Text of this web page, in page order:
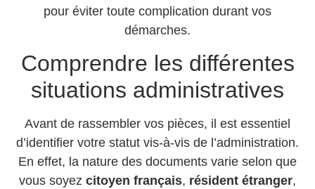
pour éviter toute complication durant vos
démarches.
Comprendre les différentes
situations administratives
Avant de rassembler vos pièces, il est essentiel
d’identifier votre statut vis-à-vis de l’administration.
En effet, la nature des documents varie selon que
vous soyez citoyen français, résident étranger,